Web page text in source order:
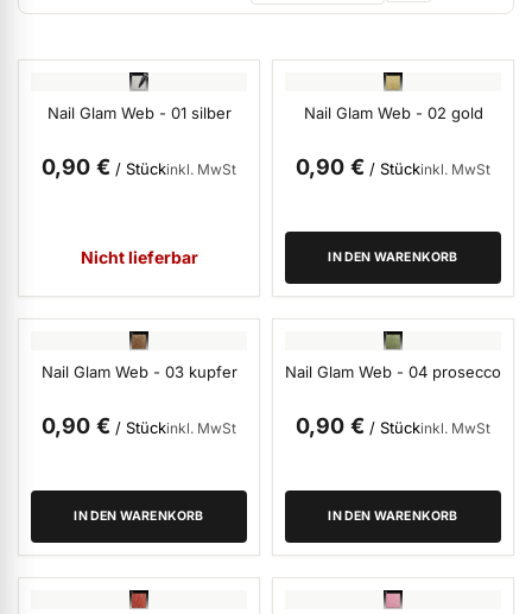
Weihnachtsmarkt anzeigen
Gel anzeigen
Gel Polish anzeigen
NailArt anzeigen
Nail Glam Web - 01 silber
0,90 € / Stückinkl. MwSt
Nicht lieferbar
Nail Glam Web - 02 gold
0,90 € / Stückinkl. MwSt
IN DEN WARENKORB
Nail Glam Web - 03 kupfer
0,90 € / Stückinkl. MwSt
IN DEN WARENKORB
Nail Glam Web - 04 prosecco
0,90 € / Stückinkl. MwSt
IN DEN WARENKORB